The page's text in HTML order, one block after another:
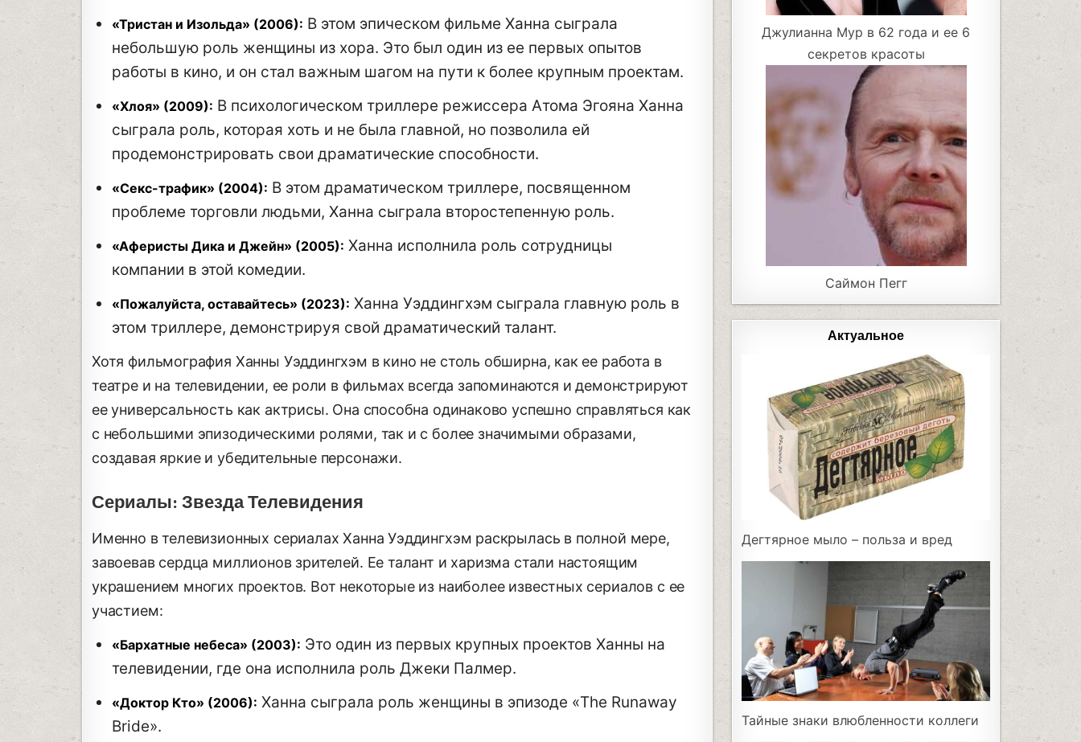
«Тристан и Изольда» (2006): В этом эпическом фильме Ханна сыграла
небольшую роль женщины из хора. Это был один из ее первых опытов
работы в кино, и он стал важным шагом на пути к более крупным проектам.
«Хлоя» (2009): В психологическом триллере режиссера Атома Эгояна Ханна
сыграла роль, которая хоть и не была главной, но позволила ей
продемонстрировать свои драматические способности.
«Секс-трафик» (2004): В этом драматическом триллере, посвященном
проблеме торговли людьми, Ханна сыграла второстепенную роль.
«Аферисты Дика и Джейн» (2005): Ханна исполнила роль сотрудницы
компании в этой комедии.
«Пожалуйста, оставайтесь» (2023): Ханна Уэддингхэм сыграла главную роль в
этом триллере, демонстрируя свой драматический талант.
Хотя фильмография Ханны Уэддингхэм в кино не столь обширна, как ее работа в
театре и на телевидении, ее роли в фильмах всегда запоминаются и демонстрируют
ее универсальность как актрисы. Она способна одинаково успешно справляться как
с небольшими эпизодическими ролями, так и с более значимыми образами,
создавая яркие и убедительные персонажи.
Сериалы: Звезда Телевидения
Именно в телевизионных сериалах Ханна Уэддингхэм раскрылась в полной мере,
завоевав сердца миллионов зрителей. Ее талант и харизма стали настоящим
украшением многих проектов. Вот некоторые из наиболее известных сериалов с ее
участием:
«Бархатные небеса» (2003): Это один из первых крупных проектов Ханны на
телевидении, где она исполнила роль Джеки Палмер.
«Доктор Кто» (2006): Ханна сыграла роль женщины в эпизоде «The Runaway
Bride».
Джулианна Мур в 62 года и ее 6
секретов красоты
Саймон Пегг
Актуальное
Дегтярное мыло – польза и вред
Тайные знаки влюбленности коллеги